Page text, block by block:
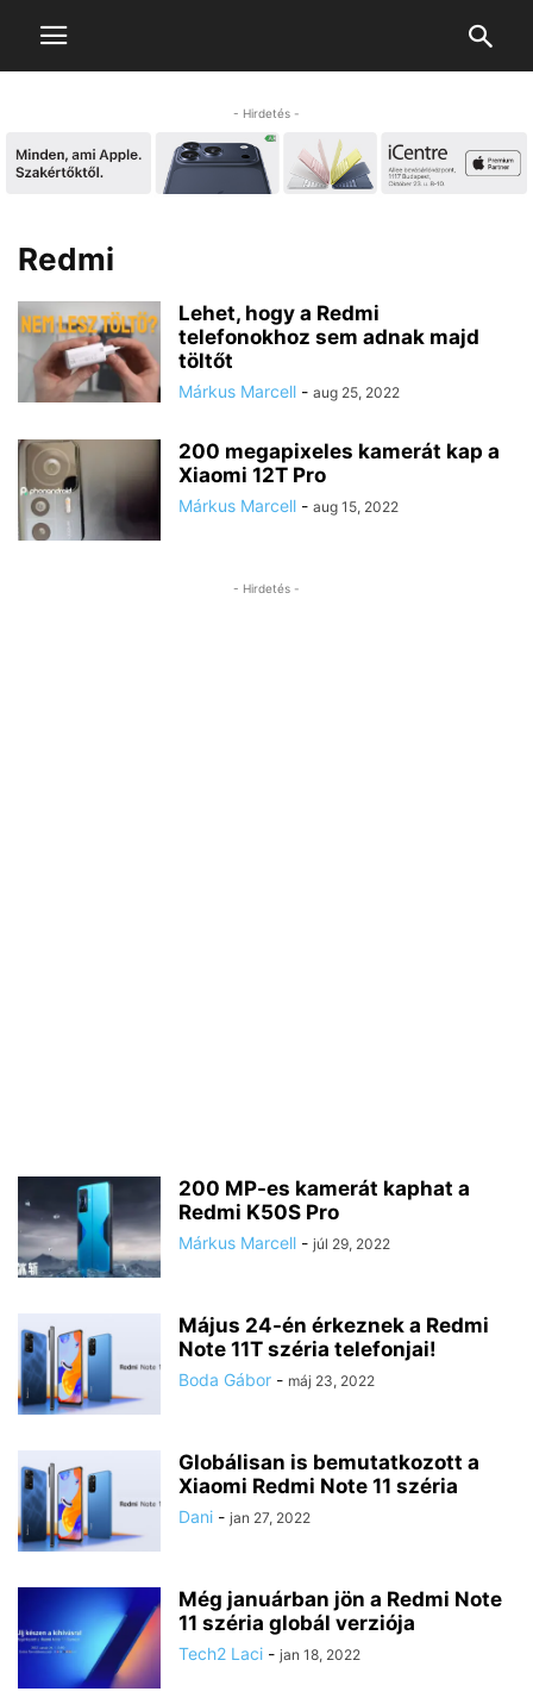
- Hirdetés -
Redmi
Lehet, hogy a Redmi
telefonokhoz sem adnak majd
töltőt
Márkus Marcell - aug 25, 2022
200 megapixeles kamerát kap a
Xiaomi 12T Pro
Márkus Marcell - aug 15, 2022
- Hirdetés -
200 MP-es kamerát kaphat a
Redmi K50S Pro
Márkus Marcell - júl 29, 2022
Május 24-én érkeznek a Redmi
Note 11T széria telefonjai!
Boda Gábor - máj 23, 2022
Globálisan is bemutatkozott a
Xiaomi Redmi Note 11 széria
Dani - jan 27, 2022
Még januárban jön a Redmi Note
11 széria globál verziója
Tech2 Laci - jan 18, 2022